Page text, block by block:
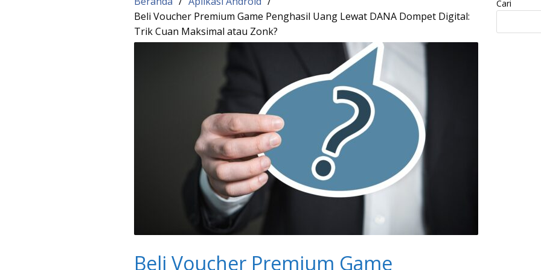
Beli Voucher Premium Game Penghasil Uang Lewat DANA Dompet Digital:
Trik Cuan Maksimal atau Zonk?
Beli Voucher Premium Game
Cari